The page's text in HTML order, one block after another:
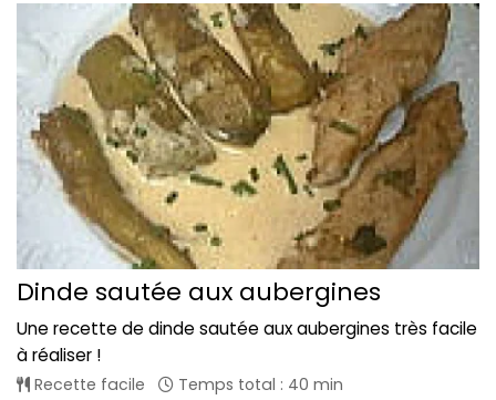
Dinde sautée aux aubergines
Une recette de dinde sautée aux aubergines très facile
à réaliser !
Recette facile Temps total : 40 min